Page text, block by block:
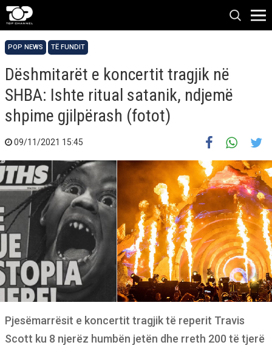
POP NEWS TË FUNDIT
Dëshmitarët e koncertit tragjik në
SHBA: Ishte ritual satanik, ndjemë
shpime gjilpërash (fotot)
09/11/2021 15:45
Pjesëmarrësit e koncertit tragjik të reperit Travis
Scott ku 8 njerëz humbën jetën dhe rreth 200 të tjerë